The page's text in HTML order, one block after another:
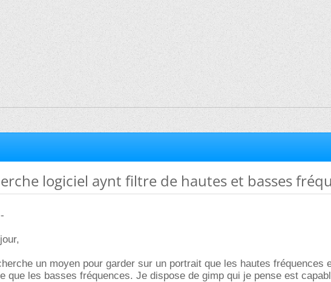
logiciel aynt filtre de hautes et basses
un moyen pour garder sur un portrait que les hautes fréquences
que les basses fréquences. Je dispose de gimp qui je pense est